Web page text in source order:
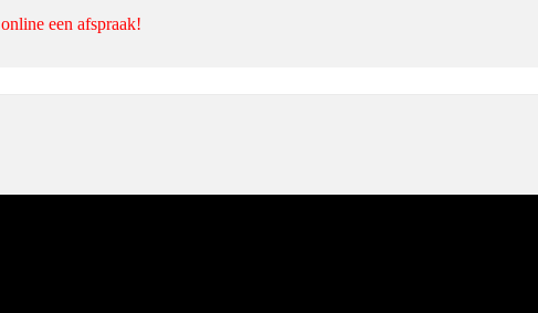
online een afspraak!